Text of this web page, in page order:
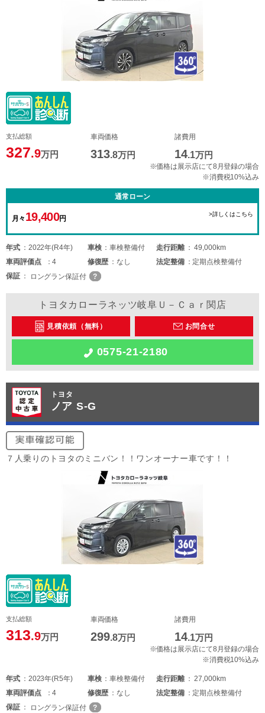
支払総額
327.9万円
車両価格
313.8万円
諸費用
14.1万円
※価格は展示店にて8月登録の場合
※消費税10%込み
通常ローン
月々 19,400円
>詳しくはこちら
年式 2022年(R4年) 車検 車検整備付 走行距離
49,000km
車両評価点 4 修復歴 なし 法定整備
定期点検整備付
保証
ロングラン保証付
トヨタカローラネッツ岐阜Ｕ－Ｃａｒ関店
見積依頼（無料） お問合せ
0575-21-2180
トヨタ
ノア S-G
７人乗りのトヨタのミニバン！！ワンオーナー車です！！
支払総額
313.9万円
車両価格
299.8万円
諸費用
14.1万円
※価格は展示店にて8月登録の場合
※消費税10%込み
年式 2023年(R5年) 車検 車検整備付 走行距離
27,000km
車両評価点 4 修復歴 なし 法定整備
定期点検整備付
保証
ロングラン保証付